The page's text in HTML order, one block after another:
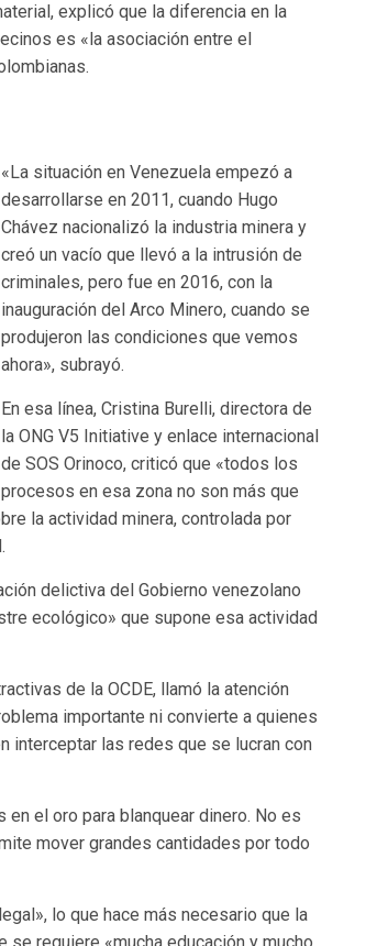
explicó que la diferencia en la
es «la asociación entre el
«La situación en Venezuela empezó a
desarrollarse en 2011, cuando Hugo
Chávez nacionalizó la industria minera y
creó un vacío que llevó a la intrusión de
criminales, pero fue en 2016, con la
inauguración del Arco Minero, cuando se
produjeron las condiciones que vemos
ahora», subrayó.
En esa línea, Cristina Burelli, directora de
la ONG V5 Initiative y enlace internacional
de SOS Orinoco, criticó que «todos los
procesos en esa zona no son más que
la actividad minera, controlada por
delictiva del Gobierno venezolano
ecológico» que supone esa actividad
de la OCDE, llamó la atención
importante ni convierte a quienes
interceptar las redes que se lucran con
el oro para blanquear dinero. No es
mover grandes cantidades por todo
lo que hace más necesario que la